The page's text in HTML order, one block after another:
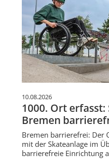
10.08.2026
1000. Ort
Bremen
Bremen barrierefrei: Der
mit der Skateanlage im
barrierefreie Einrichtung